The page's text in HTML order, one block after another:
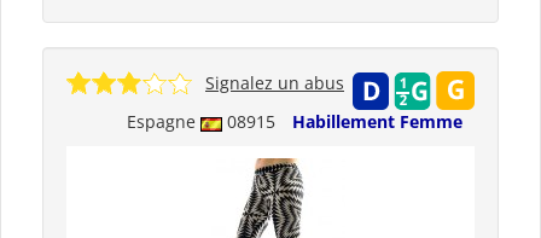
Espagne 08915 Habillement Femme
Signalez un abus